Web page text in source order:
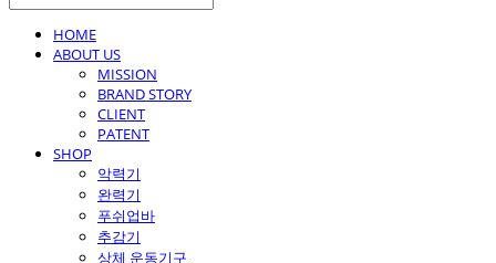
HOME
ABOUT US
MISSION
BRAND STORY
CLIENT
PATENT
SHOP
악력기
완력기
푸쉬업바
추감기
상체 운동기구